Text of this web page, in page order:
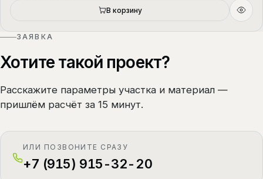
В корзину
ЗАЯВКА
Хотите такой проект?
Расскажите параметры участка и материал —
пришлём расчёт за 15 минут.
ИЛИ ПОЗВОНИТЕ СРАЗУ
+7 (915) 915-32-20